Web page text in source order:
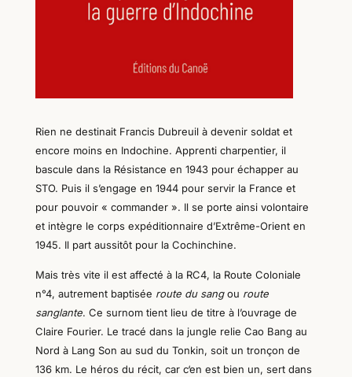
Rien ne destinait Francis Dubreuil à devenir soldat et
encore moins en Indochine. Apprenti charpentier, il
bascule dans la Résistance en 1943 pour échapper au
STO. Puis il s’engage en 1944 pour servir la France et
pour pouvoir« commander ». Il se porte ainsi volontaire
et intègre le corps expéditionnaire d’Extrême-Orient en
1945. Il part aussitôt pour la Cochinchine.
Mais très vite il est affecté à la RC4, la Route Coloniale
n°4, autrement baptisée route du sangou route
sanglante. Ce surnom tient lieu de titre à l’ouvrage de
Claire Fourier. Le tracé dans la jungle relie Cao Bang au
Nord à Lang Son au sud du Tonkin, soit un tronçon de
136 km. Le héros du récit, car c‘en est bien un, sert dans